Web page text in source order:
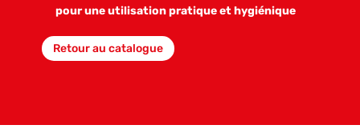
pour une utilisation pratique et hygiénique
Retour au catalogue